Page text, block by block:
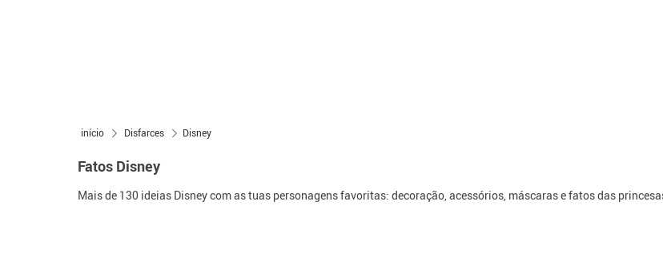
início Disfarces Disney
Fatos Disney
Mais de 130 ideias Disney com as tuas personagens favoritas: decoração, acessórios, máscaras e fatos das